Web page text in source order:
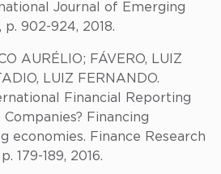
Journal of Emerging
p. 902-924, 2018.
AURÉLIO; FÁVERO, LUIZ
LUIZ FERNANDO.
Financial Reporting
Financing
economies. Finance Research
179-189, 2016.